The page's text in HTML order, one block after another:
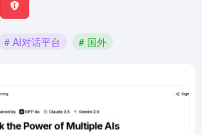
# AI对话平台 # 国外